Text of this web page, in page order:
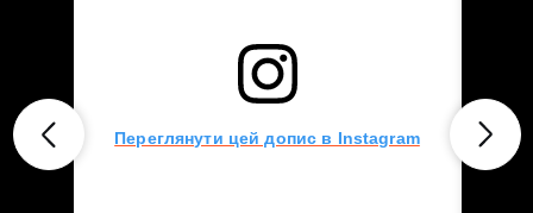
Переглянути цей допис в Instagram